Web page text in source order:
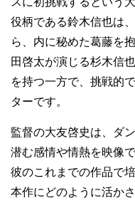
役柄である鈴木信也は
ら、内に秘めた葛藤を
田啓太が演じる杉木信
を持つ一方で、挑戦的
ターです。
監督の大友啓史は、ダ
潜む感情や情熱を映像
彼のこれまでの作品で
本作にどのように活か